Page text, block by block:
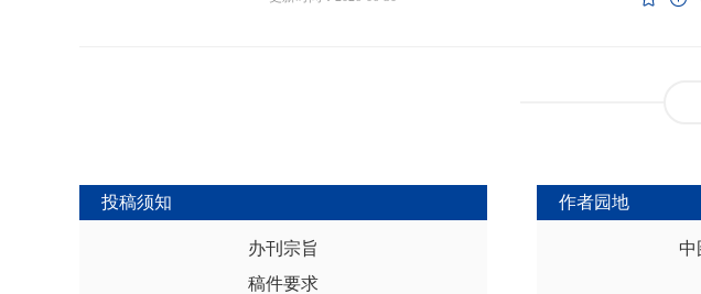
中，既要立足当下人口负增长的现实，充分挖掘和利用现有人口条件，也
放眼未来人口发展趋势，积极挖掘、培育人口结构优化红利、人口素质提升
红利和人口合理分布红利，以相关政策制度的调整完善为路径，引导人口
展符合创新、协调、绿色、开放、共享的理念需求，积极回应人口发展的趋
势性特征和高质量发展的目标任务，通过进一步完善生育养老政策、推进教
投稿须知
办刊宗旨
稿件要求
作者园地
中